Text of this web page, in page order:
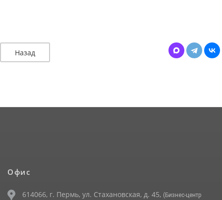
Назад
Офис
614066, г. Пермь, ул. Стахановская, д. 45, (Бизнес-центр